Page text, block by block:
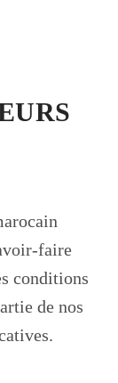
faire
conditions
de nos